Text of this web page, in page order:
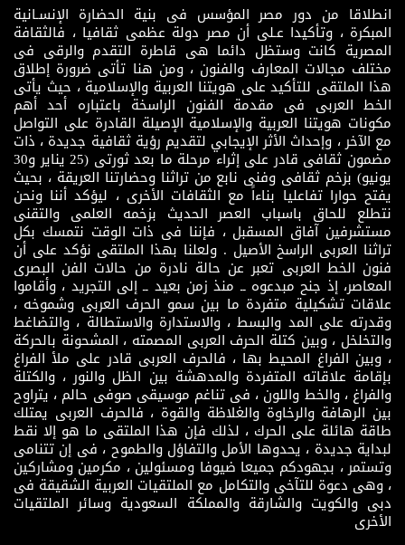
انطلاقا من دور مصر المؤسس فى بنية الحضارة الإنسـانية
المبكرة ، وتأكيدا عـلى أن مصر دولة عظمى ثقافيا ، فالثقافة
المصرية كانت وستظل دائما هى قاطرة التقدم والرقى فى
مختلف مجالات المعارف والفنون ، ومن هنا تأتى ضرورة إطلاق
هذا الملتقى للتأكيد على هويتنا العربية والإسلامية ، حيث يأتى
الخط العربى فى مقدمة الفنون الراسخة باعتباره أحد أهم
مكونات هويتنا العربية والإسلامية الإصيلة القادرة على التواصل
مع الآخر ، وإحداث الأثر الإيجابي لتقديم رؤية ثقافية جديدة ، ذات
مضمون ثقافى قادر على إثراء مرحلة ما بعد ثورتى (25 يناير و30
يونيو) بزخم ثقافى وفنى نابع من تراثنا وحضارتنا العريقة ، بحيث
يفتح حوارا تفاعليا بناءاً مع الثقافات الأخرى ، ليؤكد أننا ونحن
نتطلع للحاق باسباب العصر الحديث بزخمه العلمى والتقنى
مستشرفين آفاق المسقبل ، فإننا فى ذات الوقت نتمسك بكل
تراثنا العربى الراسخ الأصيل . ولعلنا بهذا الملتقى نؤكد على أن
فنون الخط العربى تعبر عن حالة نادرة من حالات الفن البصرى
المعاصر، إذ جنح مبدعوه ــ منذ زمن بعيد ــ إلى التجريد ، وأقاموا
علاقات تشكيلية متفردة ما بين سمو الحرف العربى وشموخه ،
وقدرته على المد والبسط ، والاستدارة والاستطالة ، والتضاغط
والتخلخل ، وبين كتلة الحرف العربى المصمته ، المشحونة بالحركة
، وبين الفراغ المحيط بها ، فالحرف العربى قادر على ملأ الفراغ
بإقامة علاقاته المتفردة والمدهشة بين الظل والنور ، والكتلة
والفراغ ، والخط واللون ، فى تناغم موسيقى صوفى حالم ، يتراوح
بين الرهافة والرخاوة والغلاظة والقوة ، فالحرف العربى يمتلك
طاقة هائلة على الحرك ، لذلك فإن هذا الملتقى ما هو إلا نقط
لبداية جديدة ، يحدوها الأمل والتفاؤل والطموح ، فى إن تتنامى
وتستمر ، بجهودكم جميعا ضيوفا ومسئولين ، مكرمين ومشاركين
، وهى دعوة للتآخى والتكامل مع الملتقيات العربية الشقيقة فى
دبى والكويت والشارقة والمملكة السعودية وسائر الملتقيات
الأخرى